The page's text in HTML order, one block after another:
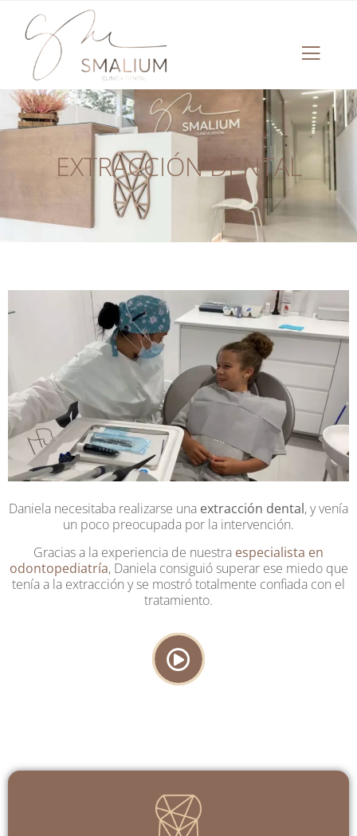
EXTRACCIÓN DENTAL
Daniela necesitaba realizarse una extracción dental, y venía
un poco preocupada por la intervención.
Gracias a la experiencia de nuestra especialista en
odontopediatría, Daniela consiguió superar ese miedo que
tenía a la extracción y se mostró totalmente confiada con el
tratamiento.